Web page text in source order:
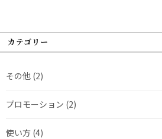
カテゴリー
その他 (2)
プロモーション (2)
使い方 (4)